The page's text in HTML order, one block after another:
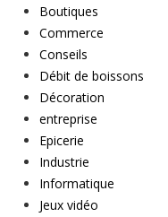
Boutiques
Commerce
Conseils
Débit de boissons
Décoration
entreprise
Epicerie
Industrie
Informatique
Jeux vidéo